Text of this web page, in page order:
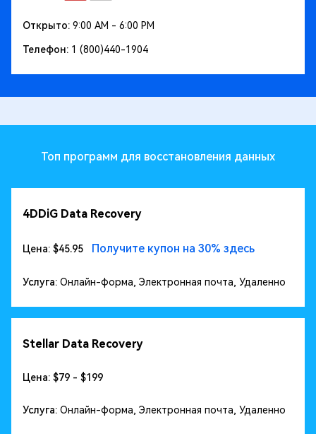
Открыто: 9:00 AM - 6:00 PM
Телефон: 1 (800)440-1904
Топ программ для восстановления данных
4DDiG Data Recovery
Цена: $45.95 Получите купон на 30% здесь
Услуга: Онлайн-форма, Электронная почта, Удаленно
Stellar Data Recovery
Цена: $79 - $199
Услуга: Онлайн-форма, Электронная почта, Удаленно